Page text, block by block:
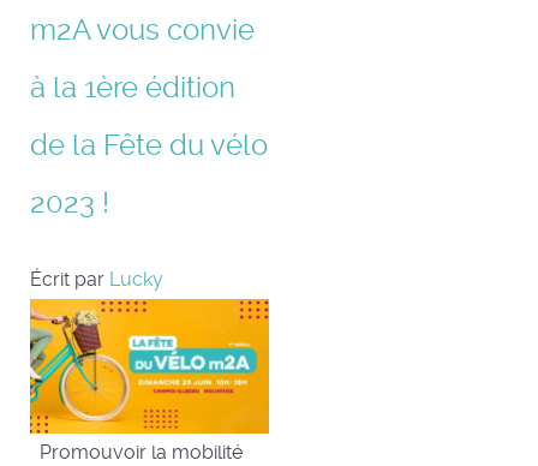
m2A vous convie
à la 1ère édition
de la Fête du vélo
2023 !
Écrit par Lucky
Promouvoir la mobilité